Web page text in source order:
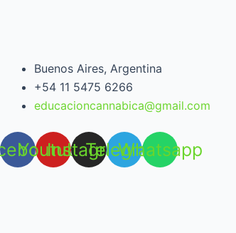
Buenos Aires, Argentina
+54 11 5475 6266
educacioncannabica@gmail.com
Youtube
Instagram
Telegram
Whatsapp